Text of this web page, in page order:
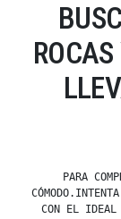
PARA
CON EL IDEAL